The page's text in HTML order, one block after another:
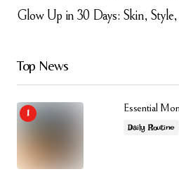
Glow Up in 30 Days: Skin,
Top News
Essential
Daily Routine